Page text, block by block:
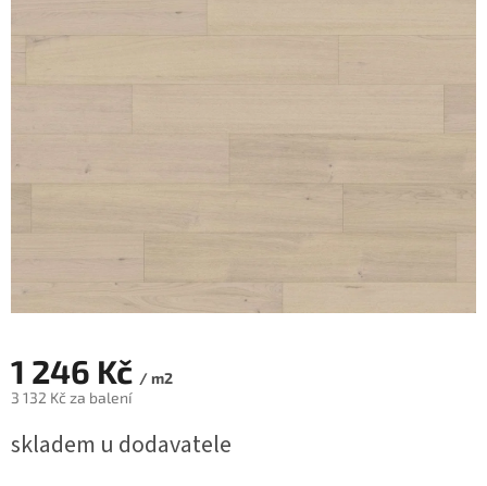
1 246 Kč / m2
3 132 Kč za balení
cena:
skladem u dodavatele